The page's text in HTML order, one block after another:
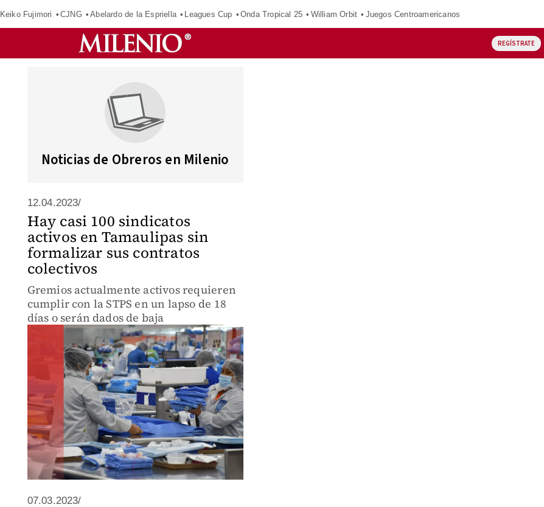
Keiko Fujimori CJNG Abelardo de la Espriella Leagues Cup Onda Tropical 25 William Orbit Juegos Centroamericanos
REGÍSTRATE
Noticias de Obreros en Milenio
12.04.2023/
Hay casi 100 sindicatos
activos en Tamaulipas sin
formalizar sus contratos
colectivos
Gremios actualmente activos requieren
cumplir con la STPS en un lapso de 18
días o serán dados de baja
07.03.2023/